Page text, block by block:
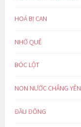
HOÁ BỊ CAN
NHỚ QUÊ
BÓC LỘT
NON NƯỚC CHẲNG YÊN
ĐẦU ĐÔNG